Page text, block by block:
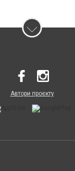
Автори проєкту